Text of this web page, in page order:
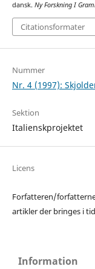
dansk. Ny Forskning I
Citationsformater
Nummer
Nr. 4 (1997):
Sektion
Italienskprojektet
Licens
Forfatteren/
artikler der bringes i
Information